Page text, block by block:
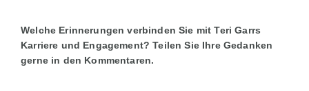
Welche Erinnerungen verbinden Sie mit Teri Garrs
Karriere und Engagement? Teilen Sie Ihre Gedanken
gerne in den Kommentaren.